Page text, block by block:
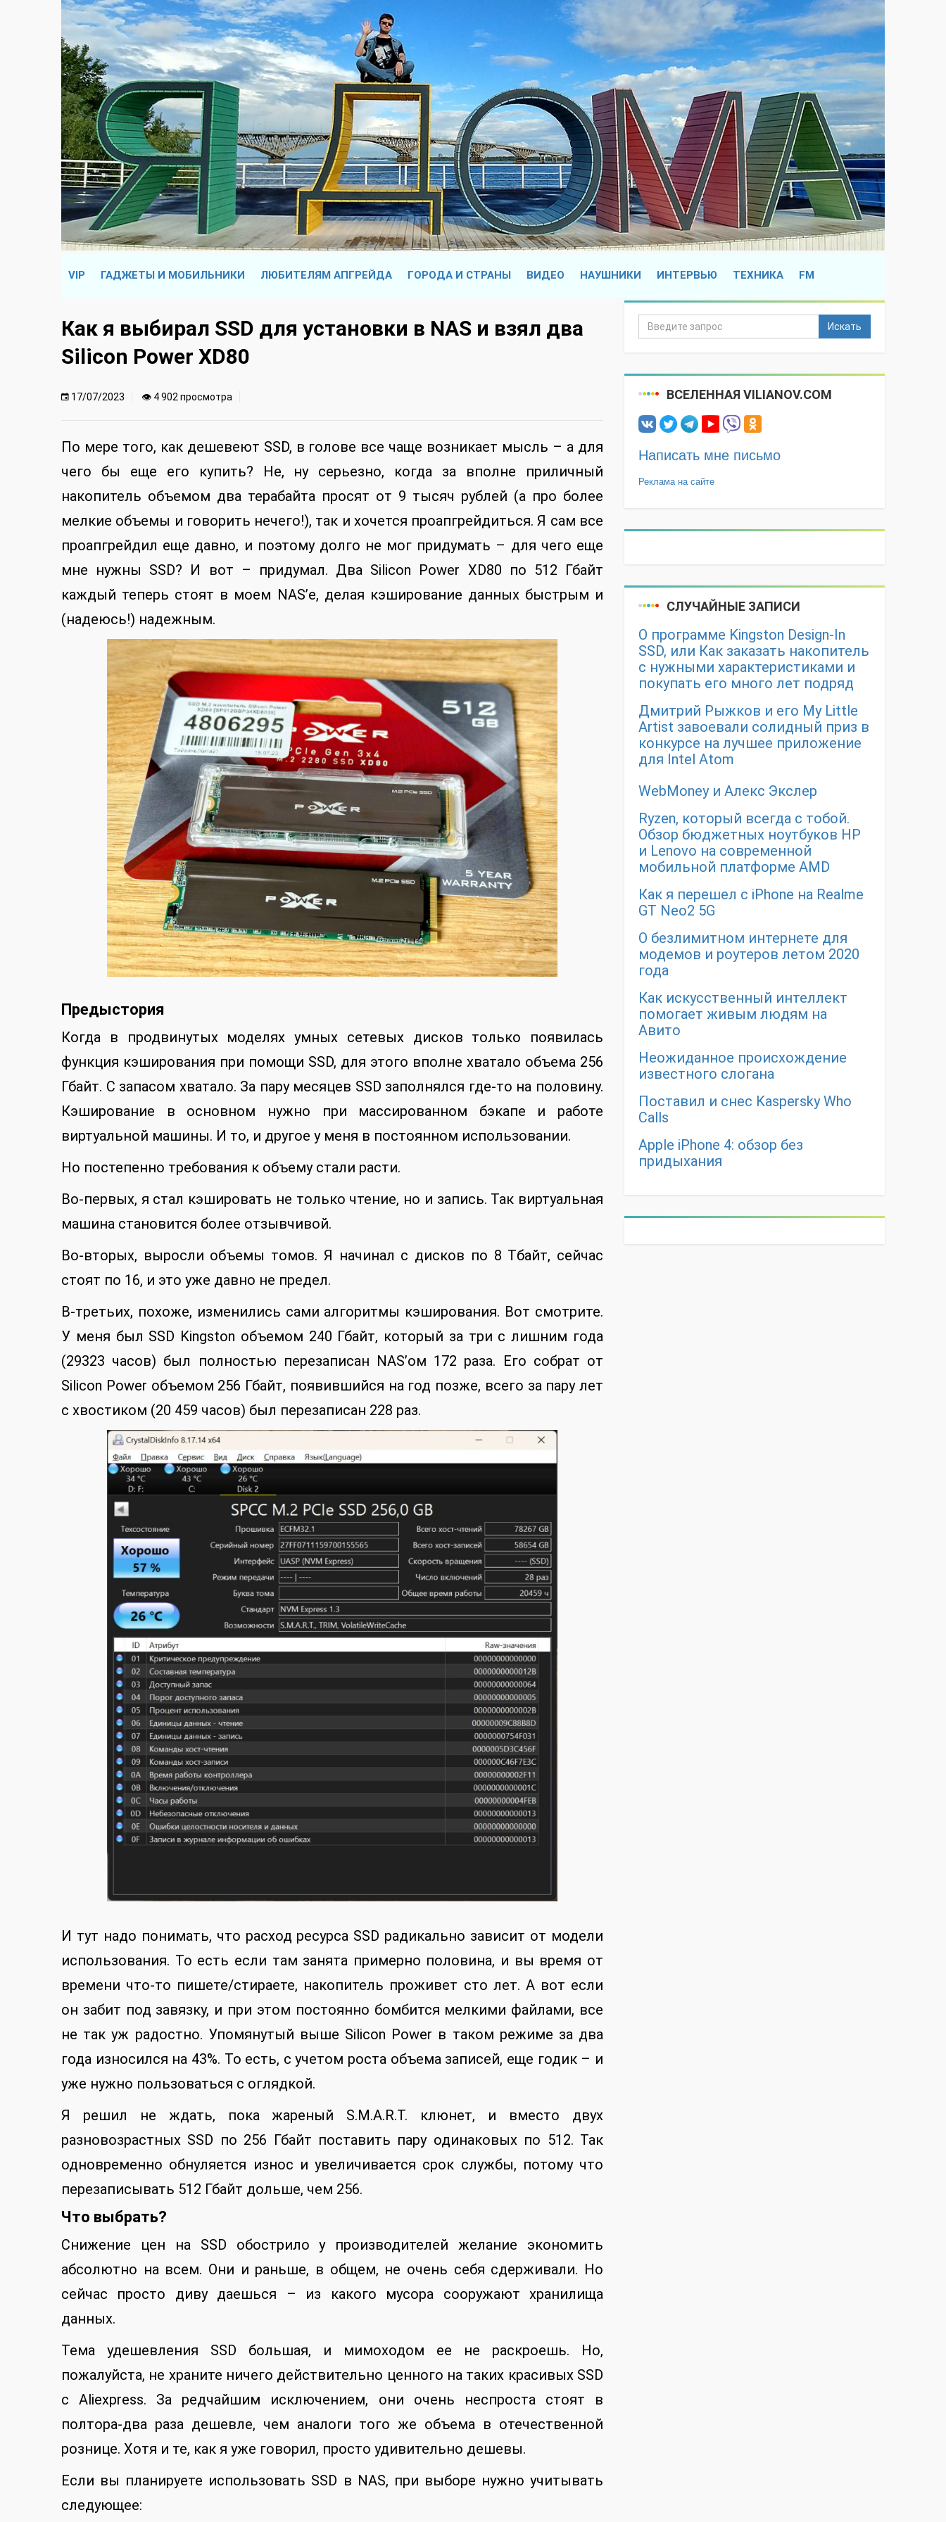
VIP ГАДЖЕТЫ И МОБИЛЬНИКИ ЛЮБИТЕЛЯМ АПГРЕЙДА ГОРОДА И СТРАНЫ ВИДЕО НАУШНИКИ ИНТЕРВЬЮ ТЕХНИКА FM
Как я выбирал SSD для установки в NAS и взял два
Silicon Power XD80
17/07/2023 👁 4 902 просмотра
По мере того, как дешевеют SSD, в голове все чаще возникает мысль – а для
чего бы еще его купить? Не, ну серьезно, когда за вполне приличный
накопитель объемом два терабайта просят от 9 тысяч рублей (а про более
мелкие объемы и говорить нечего!), так и хочется проапгрейдиться. Я сам все
проапгрейдил еще давно, и поэтому долго не мог придумать – для чего еще
мне нужны SSD? И вот – придумал. Два Silicon Power XD80 по 512 Гбайт
каждый теперь стоят в моем NAS’е, делая кэширование данных быстрым и
(надеюсь!) надежным.
Предыстория
Когда в продвинутых моделях умных сетевых дисков только появилась
функция кэширования при помощи SSD, для этого вполне хватало объема 256
Гбайт. С запасом хватало. За пару месяцев SSD заполнялся где-то на половину.
Кэширование в основном нужно при массированном бэкапе и работе
виртуальной машины. И то, и другое у меня в постоянном использовании.
Но постепенно требования к объему стали расти.
Во-первых, я стал кэшировать не только чтение, но и запись. Так виртуальная
машина становится более отзывчивой.
Во-вторых, выросли объемы томов. Я начинал с дисков по 8 Тбайт, сейчас
стоят по 16, и это уже давно не предел.
В-третьих, похоже, изменились сами алгоритмы кэширования. Вот смотрите.
У меня был SSD Kingston объемом 240 Гбайт, который за три с лишним года
(29323 часов) был полностью перезаписан NAS’ом 172 раза. Его собрат от
Silicon Power объемом 256 Гбайт, появившийся на год позже, всего за пару лет
с хвостиком (20 459 часов) был перезаписан 228 раз.
И тут надо понимать, что расход ресурса SSD радикально зависит от модели
использования. То есть если там занята примерно половина, и вы время от
времени что-то пишете/стираете, накопитель проживет сто лет. А вот если
он забит под завязку, и при этом постоянно бомбится мелкими файлами, все
не так уж радостно. Упомянутый выше Silicon Power в таком режиме за два
года износился на 43%. То есть, с учетом роста объема записей, еще годик – и
уже нужно пользоваться с оглядкой.
Я решил не ждать, пока жареный S.M.A.R.T. клюнет, и вместо двух
разновозрастных SSD по 256 Гбайт поставить пару одинаковых по 512. Так
одновременно обнуляется износ и увеличивается срок службы, потому что
перезаписывать 512 Гбайт дольше, чем 256.
Что выбрать?
Снижение цен на SSD обострило у производителей желание экономить
абсолютно на всем. Они и раньше, в общем, не очень себя сдерживали. Но
сейчас просто диву даешься – из какого мусора сооружают хранилища
данных.
Тема удешевления SSD большая, и мимоходом ее не раскроешь. Но,
пожалуйста, не храните ничего действительно ценного на таких красивых SSD
с Aliexpress. За редчайшим исключением, они очень неспроста стоят в
полтора-два раза дешевле, чем аналоги того же объема в отечественной
рознице. Хотя и те, как я уже говорил, просто удивительно дешевы.
Если вы планируете использовать SSD в NAS, при выборе нужно учитывать
следующее:
Искать
ВСЕЛЕННАЯ VILIANOV.COM
Написать мне письмо
Реклама на сайте
СЛУЧАЙНЫЕ ЗАПИСИ
О программе Kingston Design-In
SSD, или Как заказать накопитель
с нужными характеристиками и
покупать его много лет подряд
Дмитрий Рыжков и его My Little
Artist завоевали солидный приз в
конкурсе на лучшее приложение
для Intel Atom
WebMoney и Алекс Экслер
Ryzen, который всегда с тобой.
Обзор бюджетных ноутбуков HP
и Lenovo на современной
мобильной платформе AMD
Как я перешел с iPhone на Realme
GT Neo2 5G
О безлимитном интернете для
модемов и роутеров летом 2020
года
Как искусственный интеллект
помогает живым людям на
Авито
Неожиданное происхождение
известного слогана
Поставил и снес Kaspersky Who
Calls
Apple iPhone 4: обзор без
придыхания